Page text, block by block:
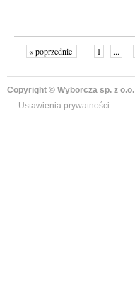
« poprzednie 1 ...
Copyright © Wyborcza sp. z o.o.
Ustawienia prywatności